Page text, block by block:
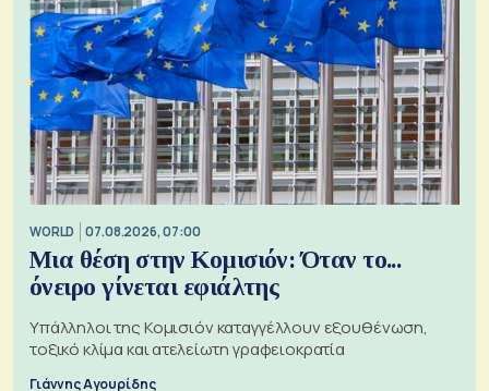
WORLD 07.08.2026, 07:00
Μια θέση στην Κομισιόν: Όταν το...
όνειρο γίνεται εφιάλτης
Υπάλληλοι της Κομισιόν καταγγέλλουν εξουθένωση,
τοξικό κλίμα και ατελείωτη γραφειοκρατία
Γιάννης Αγουρίδης